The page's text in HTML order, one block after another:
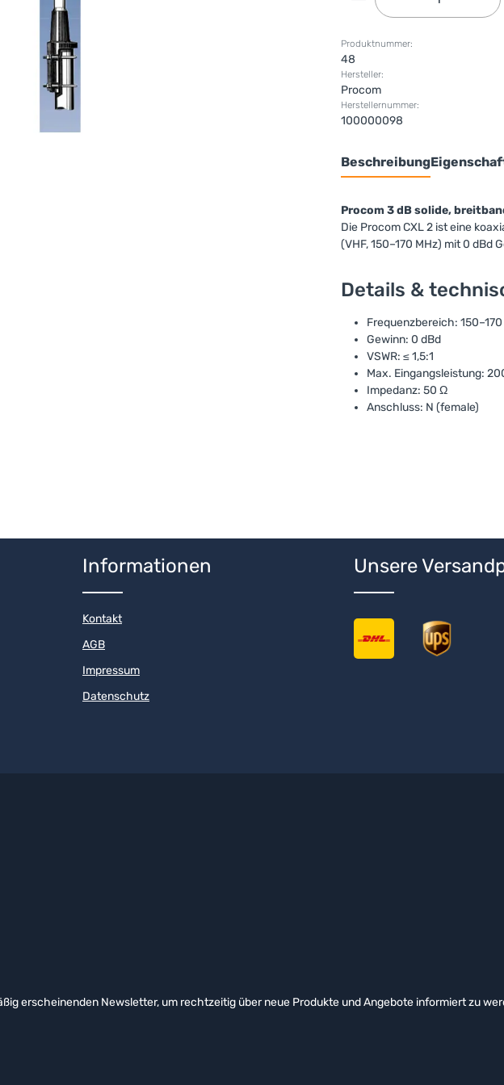
Produktnummer:
48
Hersteller:
Procom
Herstellernummer:
100000098
Beschreibung
Procom 3 dB solide,
Die Procom CXL 2 ist eine
(VHF, 150–170 MHz) mit 0 dBd
Details &
Frequenzbereich: 150–170
Gewinn: 0 dBd
VSWR: ≤ 1,5:1
Max. Eingangsleistung:
Impedanz: 50 Ω
Anschluss: N (female)
Informationen
Kontakt
AGB
Impressum
Datenschutz
Unsere
erscheinenden Newsletter, um rechtzeitig über neue Produkte und Angebote informiert zu